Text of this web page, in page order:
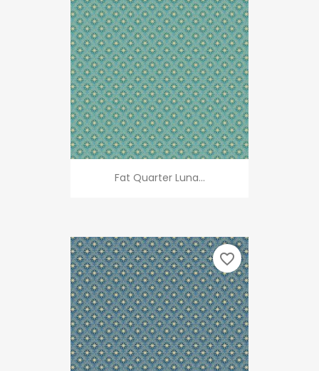
Fat Quarter Luna...
favorite_border